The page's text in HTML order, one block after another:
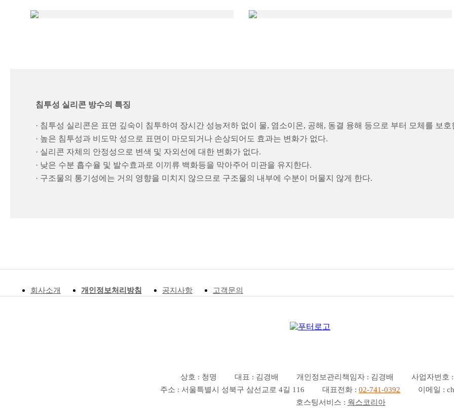
침투성 실리콘 방수의 특징
· 침투성 실리콘은 표면 깊숙이 침투하여 장시간 성능저하 없이 물, 염소이온, 공해, 동결 융해 등으로 부터 모체를 보호
· 높은 침투성과 비도막 성으로 표면이 마모되거나 손상되어도 효과는 변화가 없다.
· 실리콘 자체의 안정성으로 변색 및 자외선에 대한 변화가 없다.
· 낮은 수분 흡수율 및 발수효과로 이끼류 백화등을 막아주어 미관을 유지한다.
· 구조물의 통기성에는 거의 영향을 미치지 않으므로 구조물의 내부에 수분이 머물지 않게 한다.
회사소개 개인정보처리방침 공지사항 고객문의
상호 : 청명 대표 : 김경배 개인정보관리책임자 : 김경배
사업자번호
주소 : 서울특별시 성북구 삼선교로 4길 116
대표전화 : 02-741-0392
이메일 :
호스팅서비스 : 웍스코리아